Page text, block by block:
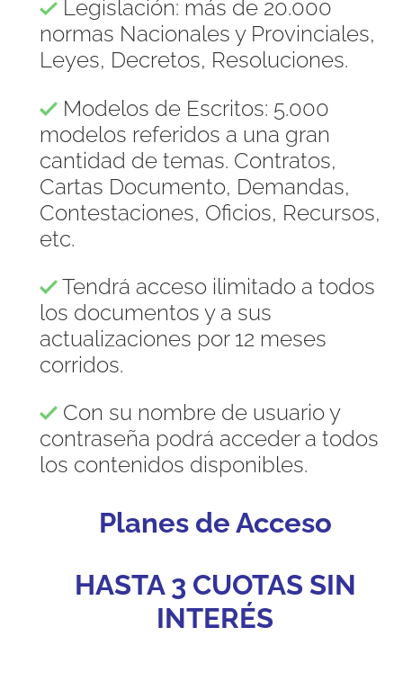
Legislación: más de 20.000
normas Nacionales y Provinciales,
Leyes, Decretos, Resoluciones.
Modelos de Escritos: 5.000
modelos referidos a una gran
cantidad de temas. Contratos,
Cartas Documento, Demandas,
Contestaciones, Oficios, Recursos,
etc.
Tendrá acceso ilimitado a todos
los documentos y a sus
actualizaciones por 12 meses
corridos.
Con su nombre de usuario y
contraseña podrá acceder a todos
los contenidos disponibles.
Planes de Acceso
HASTA 3 CUOTAS SIN
INTERÉS